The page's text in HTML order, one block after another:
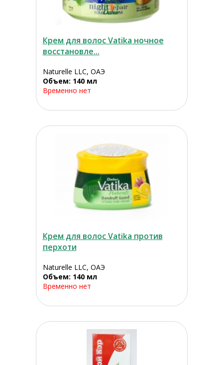
Крем для волос Vatika ночное
восстановле...
Naturelle LLC, ОАЭ
Объем: 140 мл
Временно нет
Крем для волос Vatika против
перхоти
Naturelle LLC, ОАЭ
Объем: 140 мл
Временно нет